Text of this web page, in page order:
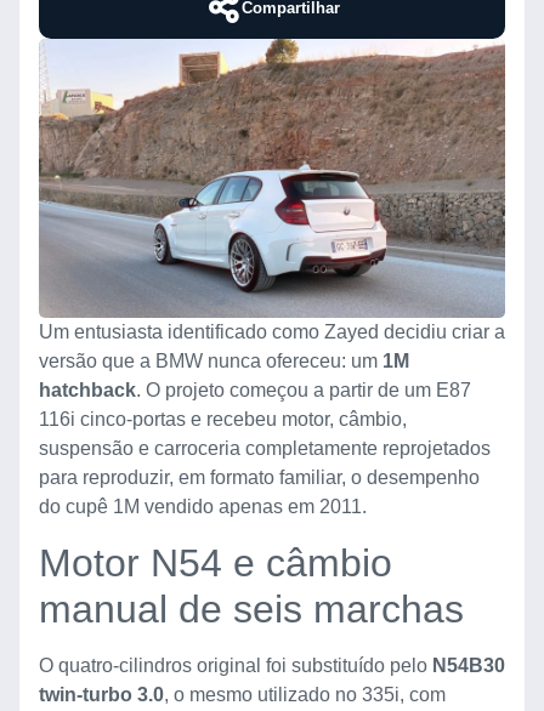
Compartilhar
Um entusiasta identificado como Zayed decidiu criar a
versão que a BMW nunca ofereceu: um 1M
hatchback. O projeto começou a partir de um E87
116i cinco-portas e recebeu motor, câmbio,
suspensão e carroceria completamente reprojetados
para reproduzir, em formato familiar, o desempenho
do cupê 1M vendido apenas em 2011.
Motor N54 e câmbio
manual de seis marchas
O quatro-cilindros original foi substituído pelo N54B30
twin-turbo 3.0, o mesmo utilizado no 335i, com